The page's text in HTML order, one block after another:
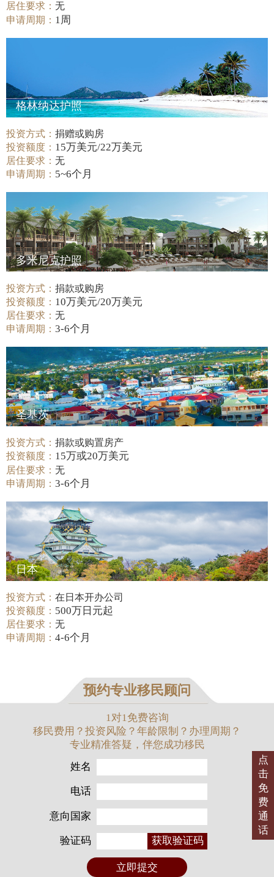
居住要求：无
申请周期： 1周
格林纳达护照
投资方式：捐赠或购房
投资额度： 15万美元/22万美元
居住要求：无
申请周期： 5~6个月
多米尼克护照
投资方式：捐款或购房
投资额度： 10万美元/20万美元
居住要求：无
申请周期：3-6个月
圣基茨
投资方式：捐款或购置房产
投资额度： 15万或20万美元
居住要求：无
申请周期：3-6个月
日本
投资方式：在日本开办公司
投资额度： 500万日元起
居住要求：无
申请周期：4-6个月
预约专业移民顾问
1对1免费咨询
移民费用？投资风险？年龄限制？办理周期？
专业精准答疑，伴您成功移民
姓名
电话
意向国家
验证码 获取验证码
立即提交
点
击
免
费
通
话